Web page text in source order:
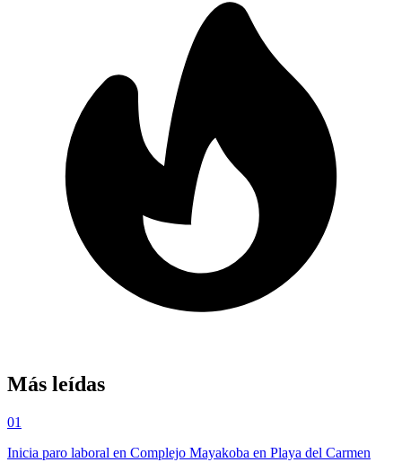
Más leídas
01
Inicia paro laboral en Complejo Mayakoba en Playa del Carmen